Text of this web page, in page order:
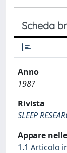
Scheda
Anno
1987
Rivista
SLEEP
Appare
1.1 Articolo